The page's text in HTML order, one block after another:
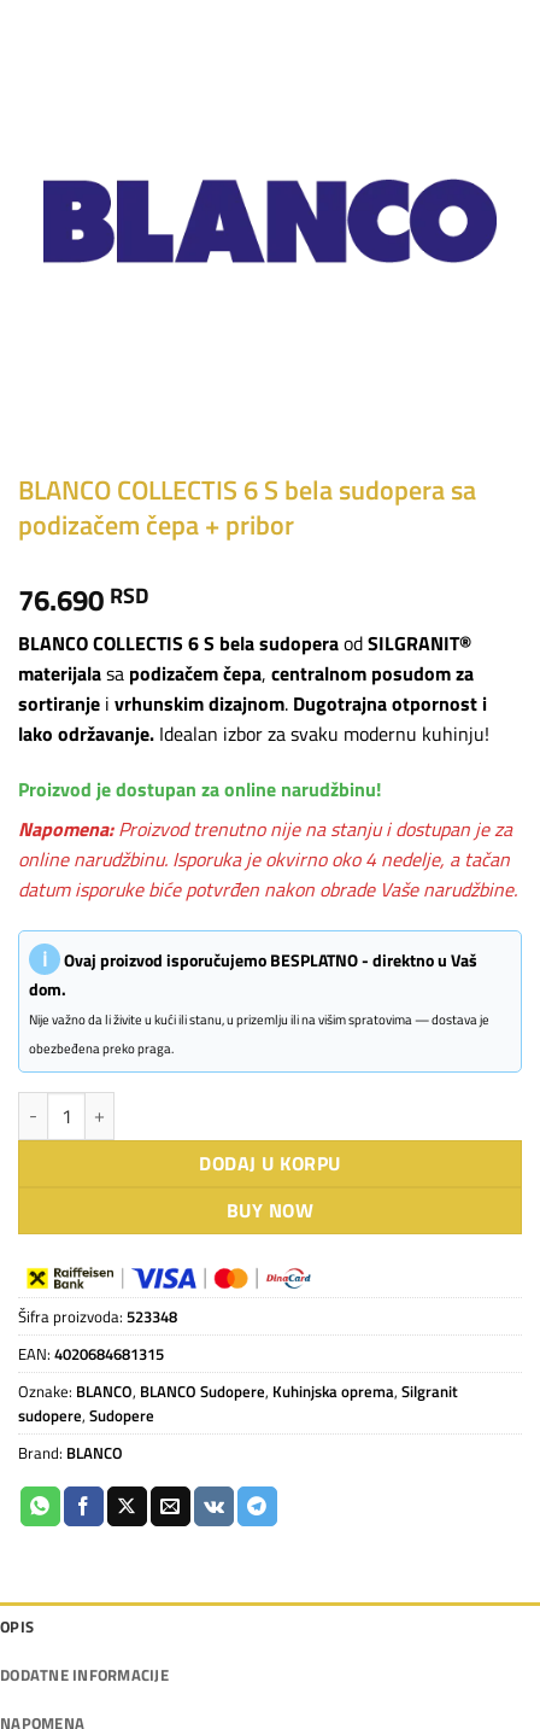
BLANCO COLLECTIS 6 S bela sudopera sa
podizačem čepa + pribor
76.690 RSD
BLANCO COLLECTIS 6 S bela sudoperaodSILGRANIT®
materijalasa podizačem čepa, centralnom posudom za
sortiranje i vrhunskim dizajnom. Dugotrajna otpornost i
lako održavanje. Idealan izbor za svaku modernu kuhinju!
Proizvod je dostupan za online narudžbinu!
Napomena: Proizvod trenutno nije na stanju i dostupan je za
online narudžbinu. Isporuka je okvirno oko 4 nedelje, a tačan
datum isporuke biće potvrđen nakon obrade Vaše narudžbine.
ℹ
Ovaj proizvod isporučujemo BESPLATNO - direktno u Vaš
dom.
Nije važno da li živite u kući ili stanu, u prizemlju ili na višim spratovima — dostava je
obezbeđena preko praga.
BLANCO COLLECTIS 6 S bela sudopera sa podizačem čepa + pribor
DODAJ U KORPU
BUY NOW
Šifra proizvoda: 523348
EAN: 4020684681315
Oznake: BLANCO, BLANCO Sudopere, Kuhinjska oprema, Silgranit
sudopere, Sudopere
Brand: BLANCO
OPIS
DODATNE INFORMACIJE
NAPOMENA